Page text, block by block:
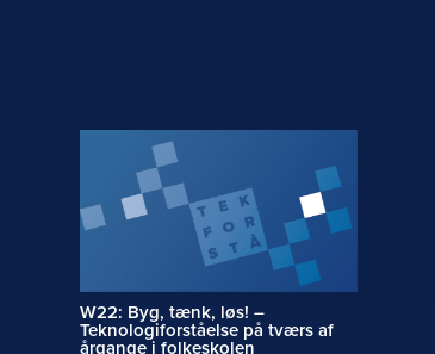
W22: Byg, tænk, løs! –
Teknologiforståelse på tværs af
årgange i folkeskolen